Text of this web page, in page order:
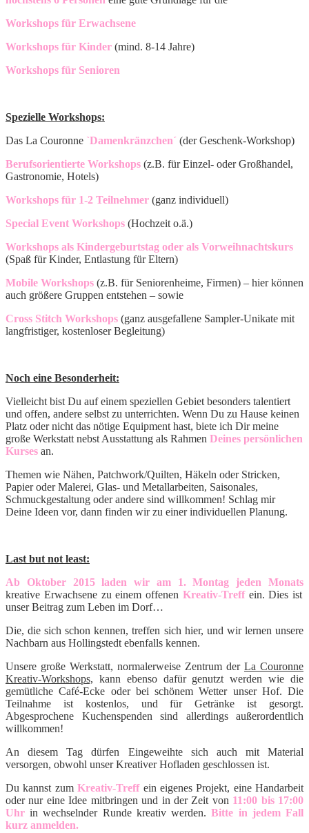
Workshops für Erwachsene
Workshops für Kinder (mind. 8-14 Jahre)
Workshops für Senioren
Spezielle Workshops:
Das La Couronne `Damenkränzchen´ (der Geschenk-Workshop)
Berufsorientierte Workshops (z.B. für Einzel- oder Großhandel,
Gastronomie, Hotels)
Workshops für 1-2 Teilnehmer (ganz individuell)
Special Event Workshops (Hochzeit o.ä.)
Workshops als Kindergeburtstag oder als Vorweihnachtskurs
(Spaß für Kinder, Entlastung für Eltern)
Mobile Workshops (z.B. für Seniorenheime, Firmen) – hier können
auch größere Gruppen entstehen – sowie
Cross Stitch Workshops (ganz ausgefallene Sampler-Unikate mit
langfristiger, kostenloser Begleitung)
Noch eine Besonderheit:
Vielleicht bist Du auf einem speziellen Gebiet besonders talentiert
und offen, andere selbst zu unterrichten. Wenn Du zu Hause keinen
Platz oder nicht das nötige Equipment hast, biete ich Dir meine
große Werkstatt nebst Ausstattung als Rahmen Deines persönlichen
Kurses an.
Themen wie Nähen, Patchwork/Quilten, Häkeln oder Stricken,
Papier oder Malerei, Glas- und Metallarbeiten, Saisonales,
Schmuckgestaltung oder andere sind willkommen! Schlag mir
Deine Ideen vor, dann finden wir zu einer individuellen Planung.
Last but not least:
Ab Oktober 2015 laden wir am 1. Montag jeden Monats
kreative Erwachsene zu einem offenen Kreativ-Treff ein. Dies ist
unser Beitrag zum Leben im Dorf…
Die, die sich schon kennen, treffen sich hier, und wir lernen unsere
Nachbarn aus Hollingstedt ebenfalls kennen.
Unsere große Werkstatt, normalerweise Zentrum der La Couronne
Kreativ-Workshops, kann ebenso dafür genutzt werden wie die
gemütliche Café-Ecke oder bei schönem Wetter unser Hof. Die
Teilnahme ist kostenlos, und für Getränke ist gesorgt.
Abgesprochene Kuchenspenden sind allerdings außerordentlich
willkommen!
An diesem Tag dürfen Eingeweihte sich auch mit Material
versorgen, obwohl unser Kreativer Hofladen geschlossen ist.
Du kannst zum Kreativ-Treff ein eigenes Projekt, eine Handarbeit
oder nur eine Idee mitbringen und in der Zeit von 11:00 bis 17:00
Uhrin wechselnder Runde kreativ werden. Bitte in jedem Fall
kurz anmelden.